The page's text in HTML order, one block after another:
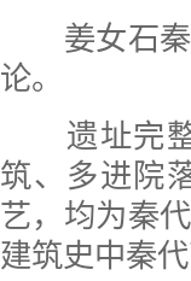
姜女石秦
论。
遗址完整
筑、多进院
艺，均为秦
建筑史中秦